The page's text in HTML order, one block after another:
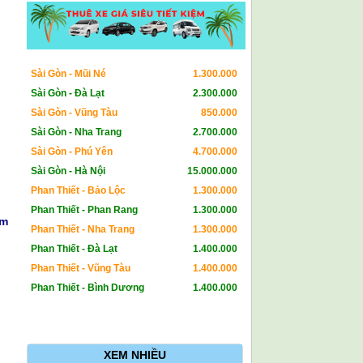
Sài Gòn - Mũi Né
1.300.000
Sài Gòn - Đà Lạt
2.300.000
Sài Gòn - Vũng Tàu
850.000
Sài Gòn - Nha Trang
2.700.000
Sài Gòn - Phú Yên
4.700.000
Sài Gòn - Hà Nội
15.000.000
Phan Thiết - Bảo Lộc
1.300.000
Phan Thiết - Phan Rang
1.300.000
Phan Thiết - Nha Trang
1.300.000
Phan Thiết - Đà Lạt
1.400.000
Phan Thiết - Vũng Tàu
1.400.000
Phan Thiết - Bình Dương
1.400.000
XEM NHIỀU